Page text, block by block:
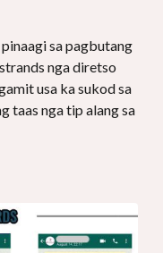
sa pagbutang
nga diretso
usa ka sukod sa
taas nga tip alang sa